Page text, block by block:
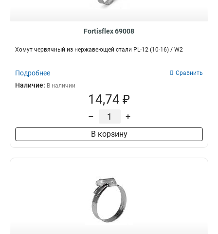
Fortisflex 69008
Хомут червячный из нержавеющей стали PL-12 (10-16) / W2
Подробнее Сравнить
Наличие: В наличии
14,74 ₽
– +
В корзину